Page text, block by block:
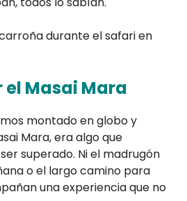
el Masai Mara
montado en globo y
Mara, era algo que
superado. Ni el madrugón
o el largo camino para
una experiencia que no